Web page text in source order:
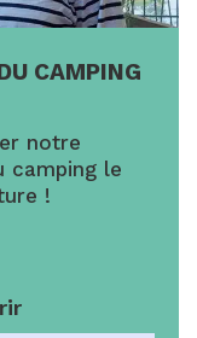
CAMPING
notre
camping le
!